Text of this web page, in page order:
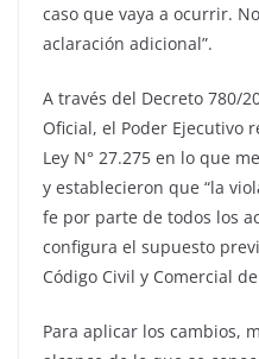
caso que vaya a ocurrir.
aclaración adicional”.
A través del Decreto 780/
Oficial, el Poder Ejecutivo
Ley N° 27.275 en lo que
y establecieron que “la
fe por parte de todos los
configura el supuesto
Código Civil y Comercial
Para aplicar los cambios,